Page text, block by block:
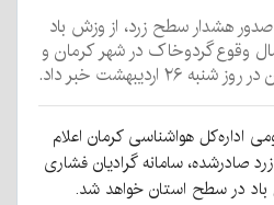
صدور هشدار سطح زرد، از وزش باد
وقوع گردوخاک در شهر کرمان و
خبر داد.
اداره‌کل هواشناسی کرمان اعلام
صادرشده، سامانه گرادیان فشاری
در سطح استان خواهد شد.